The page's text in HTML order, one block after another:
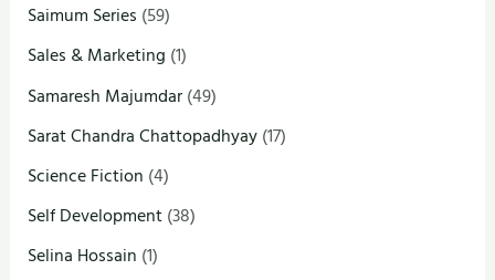
Saimum Series (59)
Sales & Marketing (1)
Samaresh Majumdar(49)
Sarat Chandra Chattopadhyay(17)
Science Fiction (4)
Self Development(38)
Selina Hossain (1)